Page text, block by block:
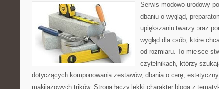
Serwis modowo-urodowy
dbaniu o wygląd,
upiększaniu twarzy oraz
wygląd dla osób, które
od rozmiaru. To miejsce
czytelnikach, którzy
dotyczących komponowania zestawów, dbania o cerę,
makijażowych trików. Strona łączy lekki charakter bloga z